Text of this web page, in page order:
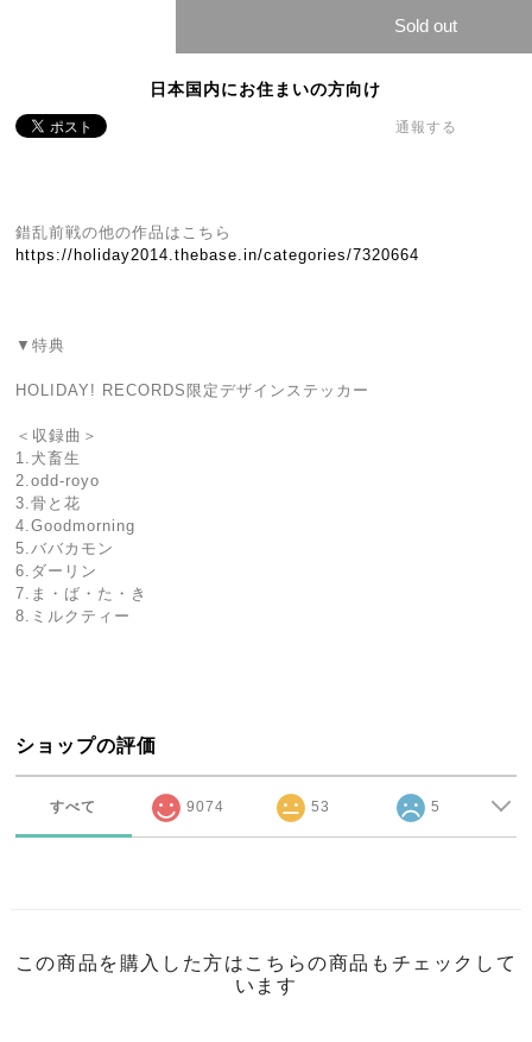
Sold out
日本国内にお住まいの方向け
通報する
錯乱前戦の他の作品はこちら
https://holiday2014.thebase.in/categories/7320664
▼特典
HOLIDAY! RECORDS限定デザインステッカー
＜収録曲＞
1.犬畜生
2.odd-royo
3.骨と花
4.Goodmorning
5.ババカモン
6.ダーリン
7.ま・ば・た・き
8.ミルクティー
ショップの評価
すべて 9074 53 5
この商品を購入した方はこちらの商品もチェックして
います